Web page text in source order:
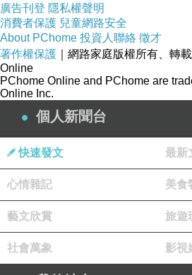
世界地圖上
踩著高跟鞋也能勇敢
去任何地方
彎彎的月光 照亮愛情的真相
宅在愛裏等他 不如拿起行李箱
世界那麼大
得不到的才可能變成 他的白月光
廣告刊登 隱私權聲明
消費者保護 兒童網路安全
About PChome 投資人聯絡 徵才
著作權保護 ｜網路家庭版權所有、轉
Online
PChome Online and PChome are
Online Inc.
個人新聞台
快速發文 最新
心情雜記 美食
藝文欣賞 旅遊
社會萬象 影視